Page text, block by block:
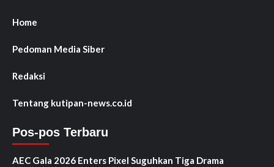
Home
Pedoman Media Siber
Redaksi
Tentang kutipan-news.co.id
Pos-pos Terbaru
AEC Gala 2026 Enters Pixel Suguhkan Tiga Drama